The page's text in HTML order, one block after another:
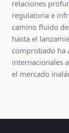
relaciones
regulatoria e
camino fluido
hasta el
comprobado ha
internacionales
el mercado